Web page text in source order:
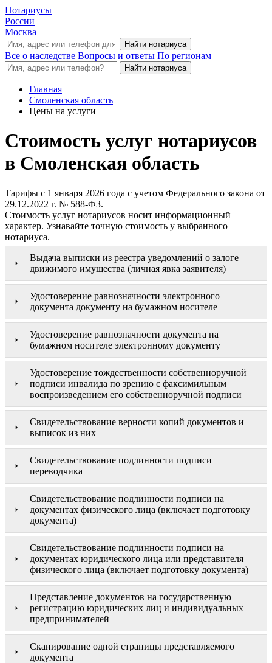
Нотариусы
России
Москва
Все о наследстве Вопросы и ответы По регионам
Главная
Смоленская область
Цены на услуги
Стоимость услуг нотариусов
в Смоленская область
Тарифы с 1 января 2026 года с учетом Федерального закона от
29.12.2022 г. № 588-ФЗ.
Стоимость услуг нотариусов носит информационный
характер. Узнавайте точную стоимость у выбранного
нотариуса.
Выдача выписки из реестра уведомлений о залоге
движимого имущества (личная явка заявителя)
Удостоверение равнозначности электронного
документа документу на бумажном носителе
Удостоверение равнозначности документа на
бумажном носителе электронному документу
Удостоверение тождественности собственноручной
подписи инвалида по зрению с факсимильным
воспроизведением его собственноручной подписи
Свидетельствование верности копий документов и
выписок из них
Свидетельствование подлинности подписи
переводчика
Свидетельствование подлинности подписи на
документах физического лица (включает подготовку
документа)
Свидетельствование подлинности подписи на
документах юридического лица или представителя
физического лица (включает подготовку документа)
Представление документов на государственную
регистрацию юридических лиц и индивидуальных
предпринимателей
Сканирование одной страницы представляемого
документа